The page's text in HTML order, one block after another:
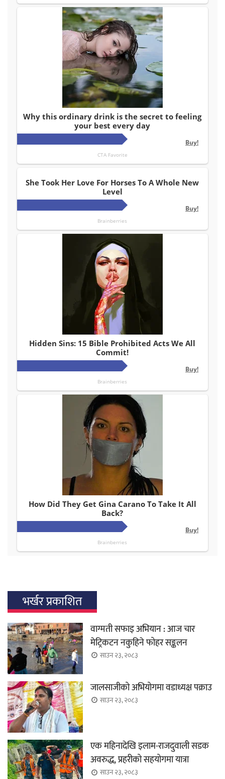
भर्खर प्रकाशित
वाग्मती सफाइ अभियान : आज चार
मेट्रिकटन नकुहिने फोहर सङ्कलन
साउन २३, २०८३
जालसाजीको अभियोगमा वडाध्यक्ष पक्राउ
साउन २३, २०८३
एक महिनादेखि इलाम-राजदुवाली सडक
अवरुद्ध, प्रहरीको सहयोगमा यात्रा
साउन २३, २०८३